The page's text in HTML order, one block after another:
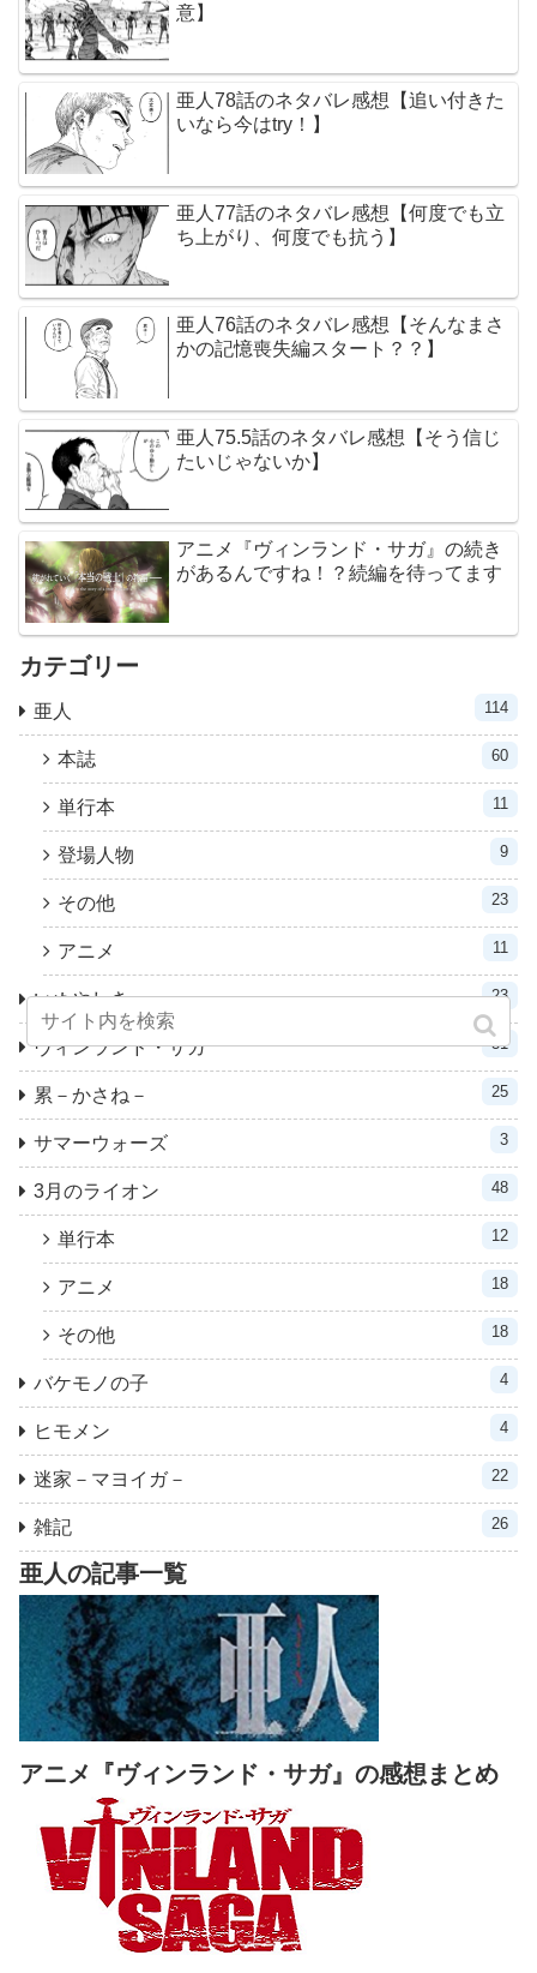
意】
亜人78話のネタバレ感想【追い付きた
いなら今はtry！】
亜人77話のネタバレ感想【何度でも立
ち上がり、何度でも抗う】
亜人76話のネタバレ感想【そんなまさ
かの記憶喪失編スタート？？】
亜人75.5話のネタバレ感想【そう信じ
たいじゃないか】
アニメ『ヴィンランド・サガ』の続き
があるんですね！？続編を待ってます
カテゴリー
亜人 114
本誌 60
単行本 11
登場人物 9
その他 23
アニメ 11
いぬやしき 23
ヴィンランド・サガ 31
累－かさね－ 25
サマーウォーズ 3
3月のライオン 48
単行本 12
アニメ 18
その他 18
バケモノの子 4
ヒモメン 4
迷家－マヨイガ－ 22
雑記 26
亜人の記事一覧
アニメ『ヴィンランド・サガ』の感想まとめ